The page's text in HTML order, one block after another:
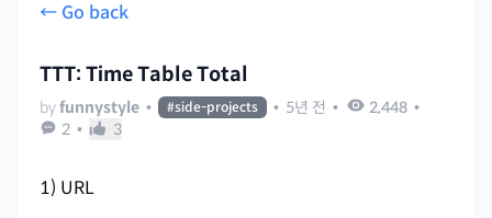
← Go back
TTT: Time Table Total
byfunnystyle • #side-projects • 5년 전 • 2,448 •
2 • 3
1) URL